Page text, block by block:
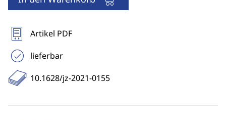
Artikel PDF
lieferbar
10.1628/jz-2021-0155